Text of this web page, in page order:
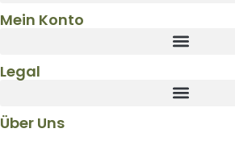
Mein Konto
Legal
Über Uns